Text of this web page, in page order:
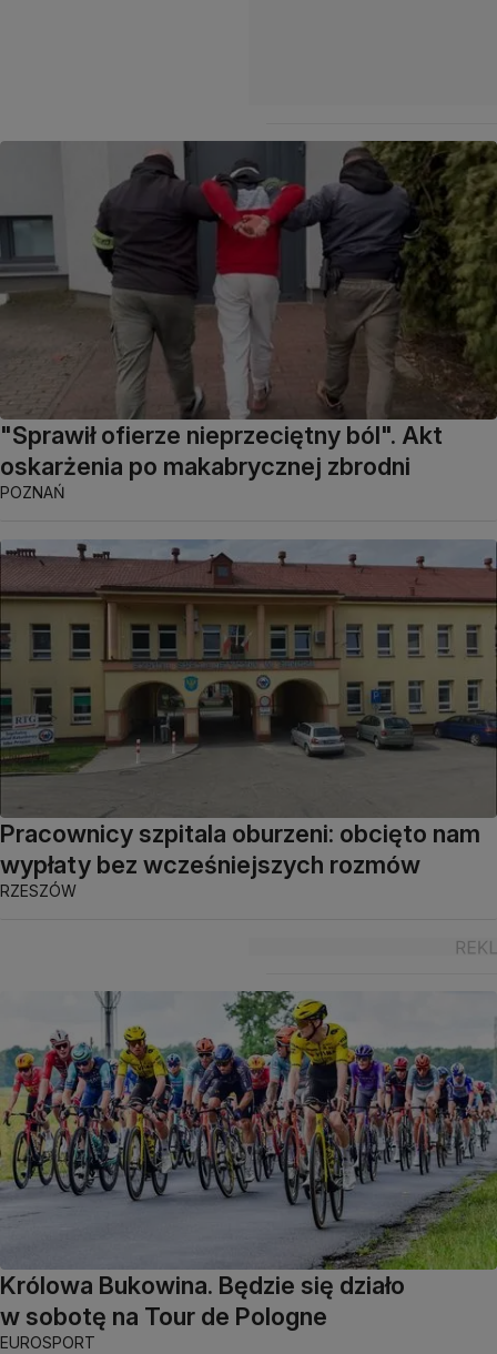
"Sprawił ofierze nieprzeciętny ból". Akt
oskarżenia po makabrycznej zbrodni
POZNAŃ
Pracownicy szpitala oburzeni: obcięto nam
wypłaty bez wcześniejszych rozmów
RZESZÓW
Królowa Bukowina. Będzie się działo
w sobotę na Tour de Pologne
EUROSPORT